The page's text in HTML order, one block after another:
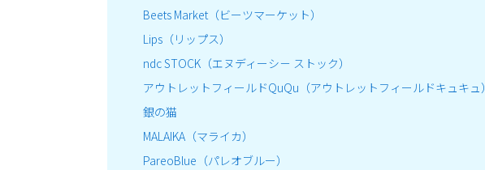
Beets Market（ビーツマーケット）
Lips（リップス）
ndc STOCK（エヌディーシ－ ストック）
アウトレットフィールドQuQu（アウトレットフィールドキュキュ）
銀の猫
MALAIKA（マライカ）
PareoBlue（パレオブルー）